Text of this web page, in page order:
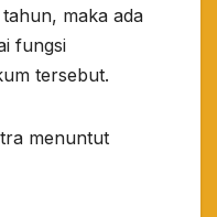
maka ada
fungsi
tersebut.
menuntut